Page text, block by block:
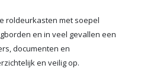
roldeurkasten met soepel
en in veel gevallen een
documenten en
en veilig op.